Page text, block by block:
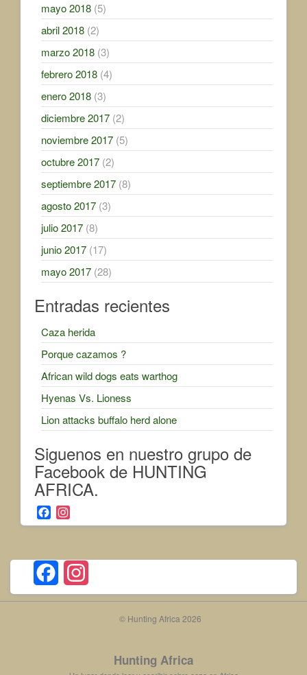
mayo 2018 (5)
abril 2018 (2)
marzo 2018 (3)
febrero 2018 (4)
enero 2018 (3)
diciembre 2017 (2)
noviembre 2017 (5)
octubre 2017 (2)
septiembre 2017 (8)
agosto 2017 (3)
julio 2017 (8)
junio 2017 (17)
mayo 2017 (28)
Entradas recientes
Caza herida
Porque cazamos ?
African wild dogs eats warthog
Hyenas Vs. Lioness
Lion attacks buffalo herd alone
Siguenos en nuestro grupo de
Facebook de HUNTING
AFRICA.
F
a
b
o
o
n
a
g
r
a
n
a
© Hunting Africa 2026
Hunting Africa